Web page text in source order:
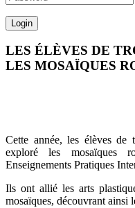
LES ÉLÈVES DE
LES MOSAÏQUES
Cette année, les élèves
exploré les mosaïques
Enseignements Pratiques
Ils ont allié les arts
mosaïques, découvrant ainsi